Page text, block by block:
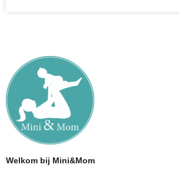
Welkom bij Mini&Mom